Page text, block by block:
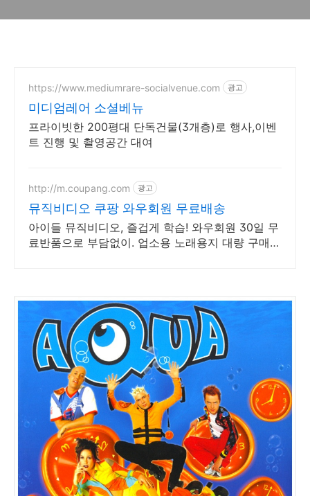
https://www.mediumrare-socialvenue.com 광고
미디엄레어 소셜베뉴
프라이빗한 200평대 단독건물(3개층)로 행사,이벤
트 진행 및 촬영공간 대여
http://m.coupang.com 광고
뮤직비디오 쿠팡 와우회원 무료배송
아이들 뮤직비디오, 즐겁게 학습! 와우회원 30일 무
료반품으로 부담없이. 업소용 노래용지 대량 구매도